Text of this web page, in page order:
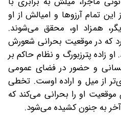
تمام آرزوها و امیالش از او
همزاد او، محقق می‌شوند.
که در موقعیت بحرانی شعورش
زاده پترزبورگ و نظام حاکم بر
و حضور در فضای عمومی
از میل و اراده اوست. تخطی
او را بحرانی می‌کند که
به جنون کشیده می‌شود.